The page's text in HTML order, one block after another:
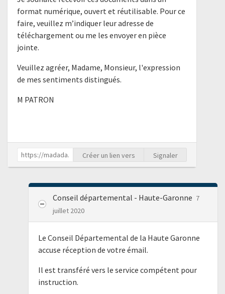
format numérique, ouvert et réutilisable. Pour ce
faire, veuillez m’indiquer leur adresse de
téléchargement ou me les envoyer en pièce
jointe.
Veuillez agréer, Madame, Monsieur, l'expression
de mes sentiments distingués.
M PATRON
Créer un lien vers Signaler
Conseil départemental - Haute-Garonne 7
juillet 2020
Le Conseil Départemental de la Haute Garonne
accuse réception de votre émail.
Il est transféré vers le service compétent pour
instruction.